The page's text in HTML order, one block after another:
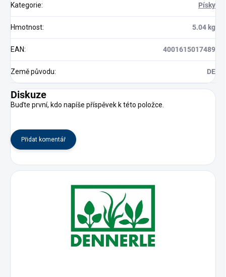
Kategorie: Písky
Hmotnost: 5.04 kg
EAN: 4001615017489
Země původu: DE
Diskuze
Buďte první, kdo napíše příspěvek k této položce.
Přidat komentář